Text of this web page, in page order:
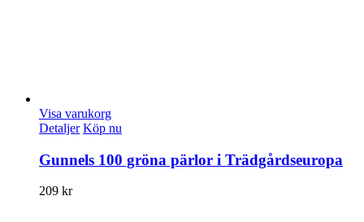
Visa varukorg
Detaljer Köp nu
Gunnels 100 gröna pärlor i Trädgårdseuropa
209 kr